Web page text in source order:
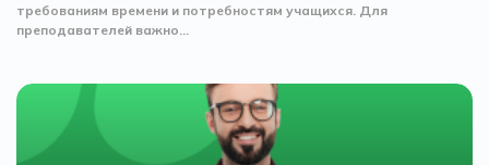
требованиям времени и потребностям учащихся. Для
преподавателей важно...